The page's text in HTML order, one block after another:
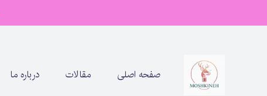
صفحه اصلی مقالات درباره ما